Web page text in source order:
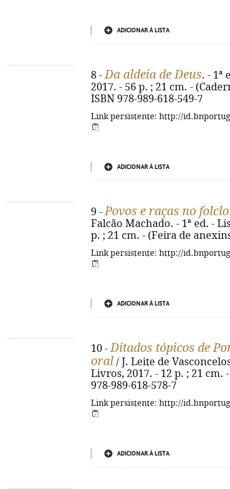
ADICIONAR À LISTA
8 -Da aldeia de Deus. - 1ª
2017. - 56 p. ; 21 cm. -
ISBN 978-989-618-549-7
Link persistente: http://
ADICIONAR À LISTA
9 -Povos e raças no
Falcão Machado. - 1ª ed. -
p. ; 21 cm. - (Feira de
Link persistente: http://
ADICIONAR À LISTA
10 -Ditados tópicos de
oral / J. Leite de
Livros, 2017. - 12 p. ; 21 cm.
978-989-618-578-7
Link persistente: http://
ADICIONAR À LISTA